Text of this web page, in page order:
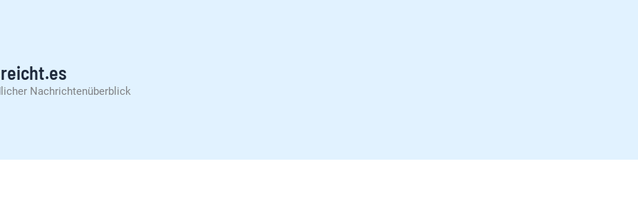
Nachrichtenüberblick